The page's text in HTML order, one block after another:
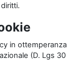
in ottemperanza
(D. Lgs 30